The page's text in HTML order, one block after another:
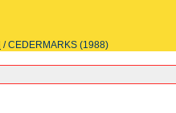
/ CEDERMARKS (1988)